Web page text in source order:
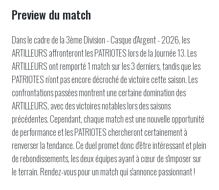
Preview du match
Dans le cadre de la 3ème Division - Casque d'Argent - 2026, les
ARTILLEURS affronteront les PATRIOTES lors de la Journée 13. Les
ARTILLEURS ont remporté 1 match sur les 3 derniers, tandis que les
PATRIOTES n'ont pas encore décroché de victoire cette saison. Les
confrontations passées montrent une certaine domination des
ARTILLEURS, avec des victoires notables lors des saisons
précédentes. Cependant, chaque match est une nouvelle opportunité
de performance et les PATRIOTES chercheront certainement à
renverser la tendance. Ce duel promet donc d'être intéressant et plein
de rebondissements, les deux équipes ayant à cœur de s'imposer sur
le terrain. Rendez-vous pour un match qui s'annonce passionnant !